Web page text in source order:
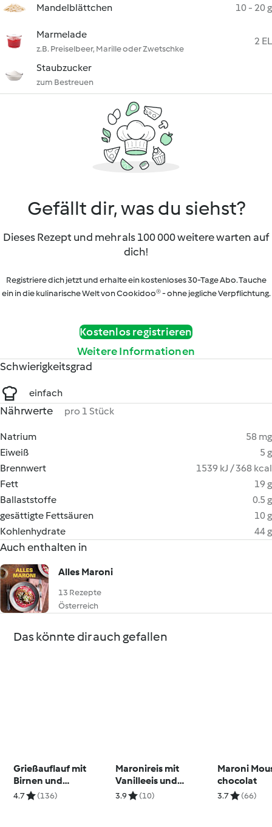
Mandelblättchen 10 - 20 g
Marmelade
z.B. Preiselbeer, Marille oder Zwetschke
2 EL
Staubzucker
zum Bestreuen
Gefällt dir, was du siehst?
Dieses Rezept und mehr als 100 000 weitere warten auf
dich!
Registriere dich jetzt und erhalte ein kostenloses 30-Tage Abo. Tauche
ein in die kulinarische Welt von Cookidoo® - ohne jegliche Verpflichtung.
Kostenlos registrieren
Weitere Informationen
Schwierigkeitsgrad
einfach
Nährwerte pro 1 Stück
Natrium
58 mg
Eiweiß
5 g
Brennwert
1539 kJ / 368 kcal
Fett
19 g
Ballaststoffe
0.5 g
gesättigte Fettsäuren
10 g
Kohlenhydrate
44 g
Auch enthalten in
Alles Maroni
13 Rezepte
Österreich
Das könnte dir auch gefallen
Grießauflauf mit
Birnen und
Preiselbeeren
4.7 (136)
Maronireis mit
Vanilleeis und
Schokosauce
3.9 (10)
Maroni
chocolat
3.7 (66)